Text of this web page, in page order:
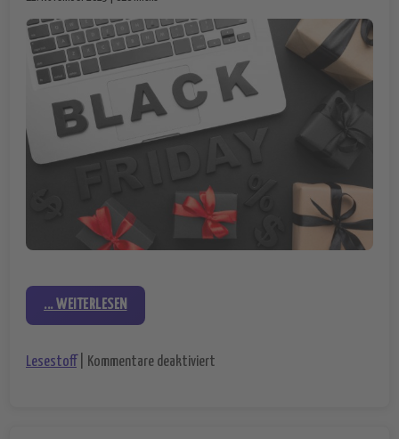
... WEITERLESEN
Lesestoff Kommentare deaktiviert